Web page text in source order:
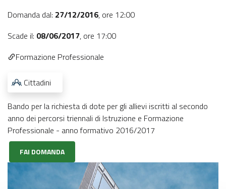
Domanda dal: 27/12/2016, ore 12:00
Scade il: 08/06/2017, ore 17:00
Formazione Professionale
Cittadini
Bando per la richiesta di dote per gli allievi iscritti al secondo
anno dei percorsi triennali di Istruzione e Formazione
Professionale - anno formativo 2016/2017
FAI DOMANDA